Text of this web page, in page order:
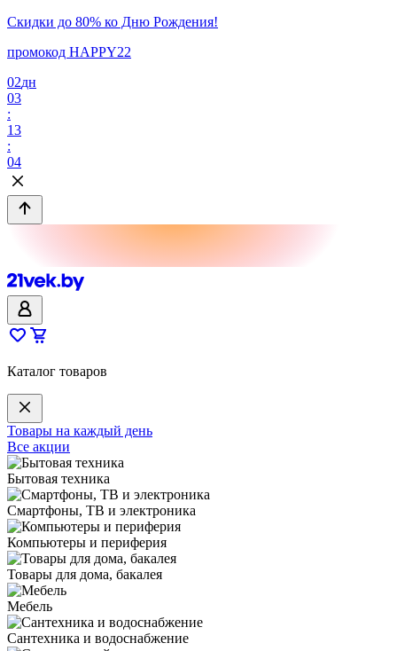
Скидки до 80% ко Дню Рождения!
промокод HAPPY22
02дн
03
:
13
:
04
Каталог товаров
Товары на каждый день
Все акции
Бытовая техника
Смартфоны, ТВ и электроника
Компьютеры и периферия
Товары для дома, бакалея
Мебель
Сантехника и водоснабжение